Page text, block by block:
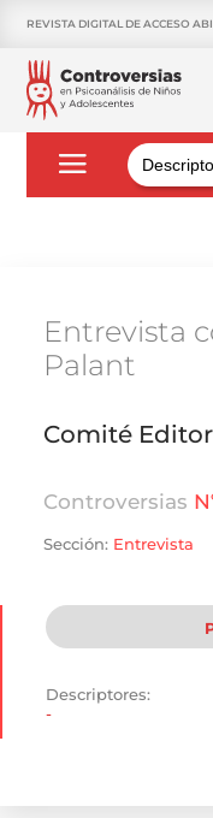
REVISTA DIGITAL DE ACCESO
Buscar:
Entrevista
Palant
Comité Editor
Controversias
Sección: Entrevista
Descriptores:
-